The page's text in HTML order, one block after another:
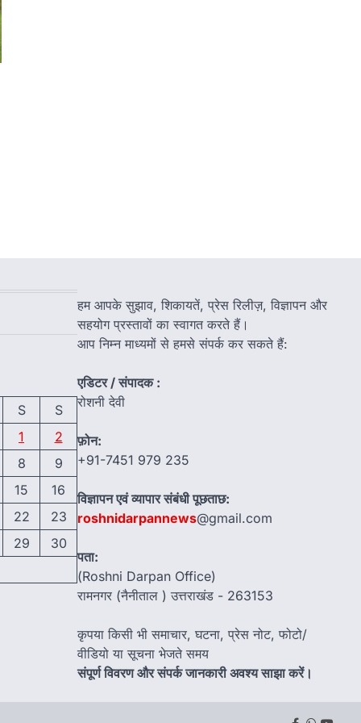
S
S
1
2
8
9
15
16
22
23
29
30
हम आपके सुझाव, शिकायतें, प्रेस रिलीज़, विज्ञापन और
सहयोग प्रस्तावों का स्वागत करते हैं।
आप निम्न माध्यमों से हमसे संपर्क कर सकते हैं:
एडिटर / संपादक :
रोशनी देवी
फ़ोन:
+91-7451 979 235
विज्ञापन एवं व्यापार संबंधी पूछताछ:
roshnidarpannews@gmail.com
पता:
(Roshni Darpan Office)
रामनगर (नैनीताल ) उत्तराखंड - 263153
कृपया किसी भी समाचार, घटना, प्रेस नोट, फोटो/
वीडियो या सूचना भेजते समय
संपूर्ण विवरण और संपर्क जानकारी अवश्य साझा करें।